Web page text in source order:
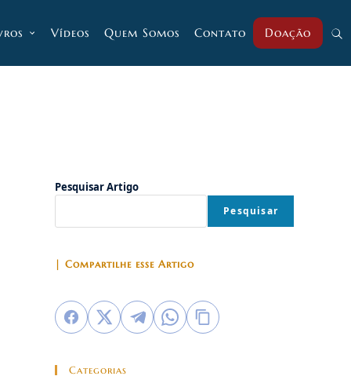
Vídeos Quem Somos Contato Doação
Pesquisar Artigo
Pesquisar
| Compartilhe esse Artigo
Categorias